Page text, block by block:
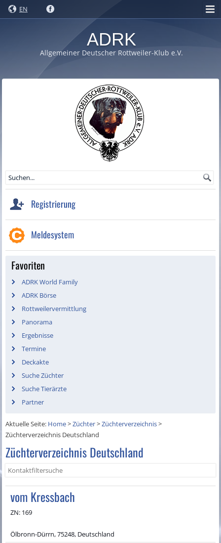
EN
ADRK
Allgemeiner Deutscher Rottweiler-Klub e.V.
Registrierung
Meldesystem
Favoriten
ADRK World Family
ADRK Börse
Rottweilervermittlung
Panorama
Ergebnisse
Termine
Deckakte
Suche Züchter
Suche Tierärzte
Partner
Aktuelle Seite: Home>Züchter>Züchterverzeichnis>
Züchterverzeichnis Deutschland
Züchterverzeichnis Deutschland
vom Kressbach
ZN: 169
Ölbronn-Dürrn, 75248, Deutschland